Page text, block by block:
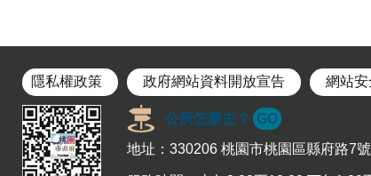
隱私權政策 政府網站資料開放宣告 網站
公所怎麼去？
GO
地址：330206 桃園市桃園區縣府路7